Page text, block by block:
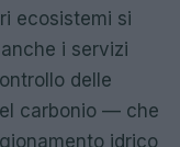
ecosistemi si
i servizi
delle
carbonio — che
idrico